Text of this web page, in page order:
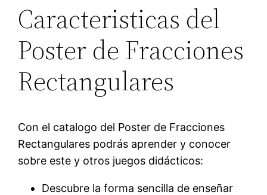
Caracteristicas del
Poster de Fracciones
Rectangulares
Con el catalogo del Poster de Fracciones
Rectangulares podrás aprender y conocer
sobre este y otros juegos didácticos:
Descubre la forma sencilla de enseñar